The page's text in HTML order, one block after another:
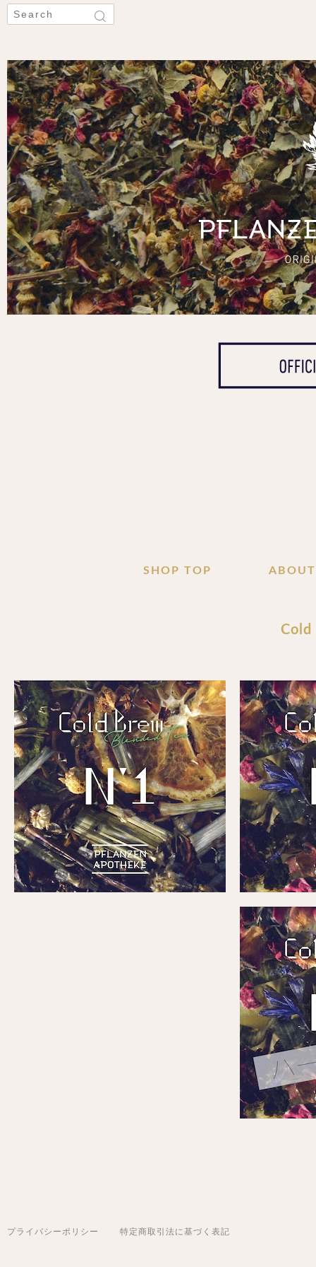
SHOP TOP ABOUT
Cold
プライバシーポリシー 特定商取引法に基づく表記